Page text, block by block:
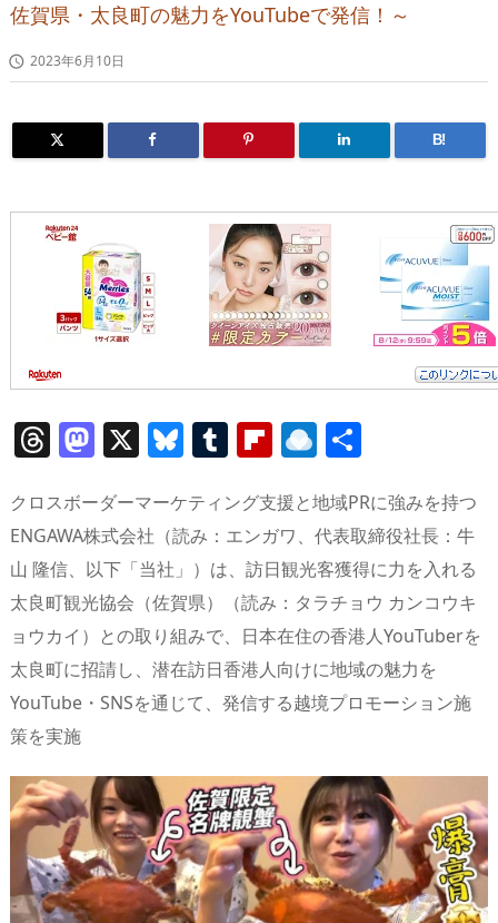
佐賀県・太良町の魅力をYouTubeで発信！～
 2023年6月10日
B!
T
re
a
d
s
M
st
o
d
o
n
X Bl
e
sk
y
T
m
bl
r
Fl
b
o
ar
d
R
n
d
ro
p.
io
クロスボーダーマーケティング支援と地域PRに強みを持つ
ENGAWA株式会社（読み：エンガワ、代表取締役社長：牛
山 隆信、以下「当社」）は、訪日観光客獲得に力を入れる
太良町観光協会（佐賀県）（読み：タラチョウ カンコウキ
ョウカイ）との取り組みで、日本在住の香港人YouTuberを
太良町に招請し、潜在訪日香港人向けに地域の魅力を
YouTube・SNSを通じて、発信する越境プロモーション施
策を実施